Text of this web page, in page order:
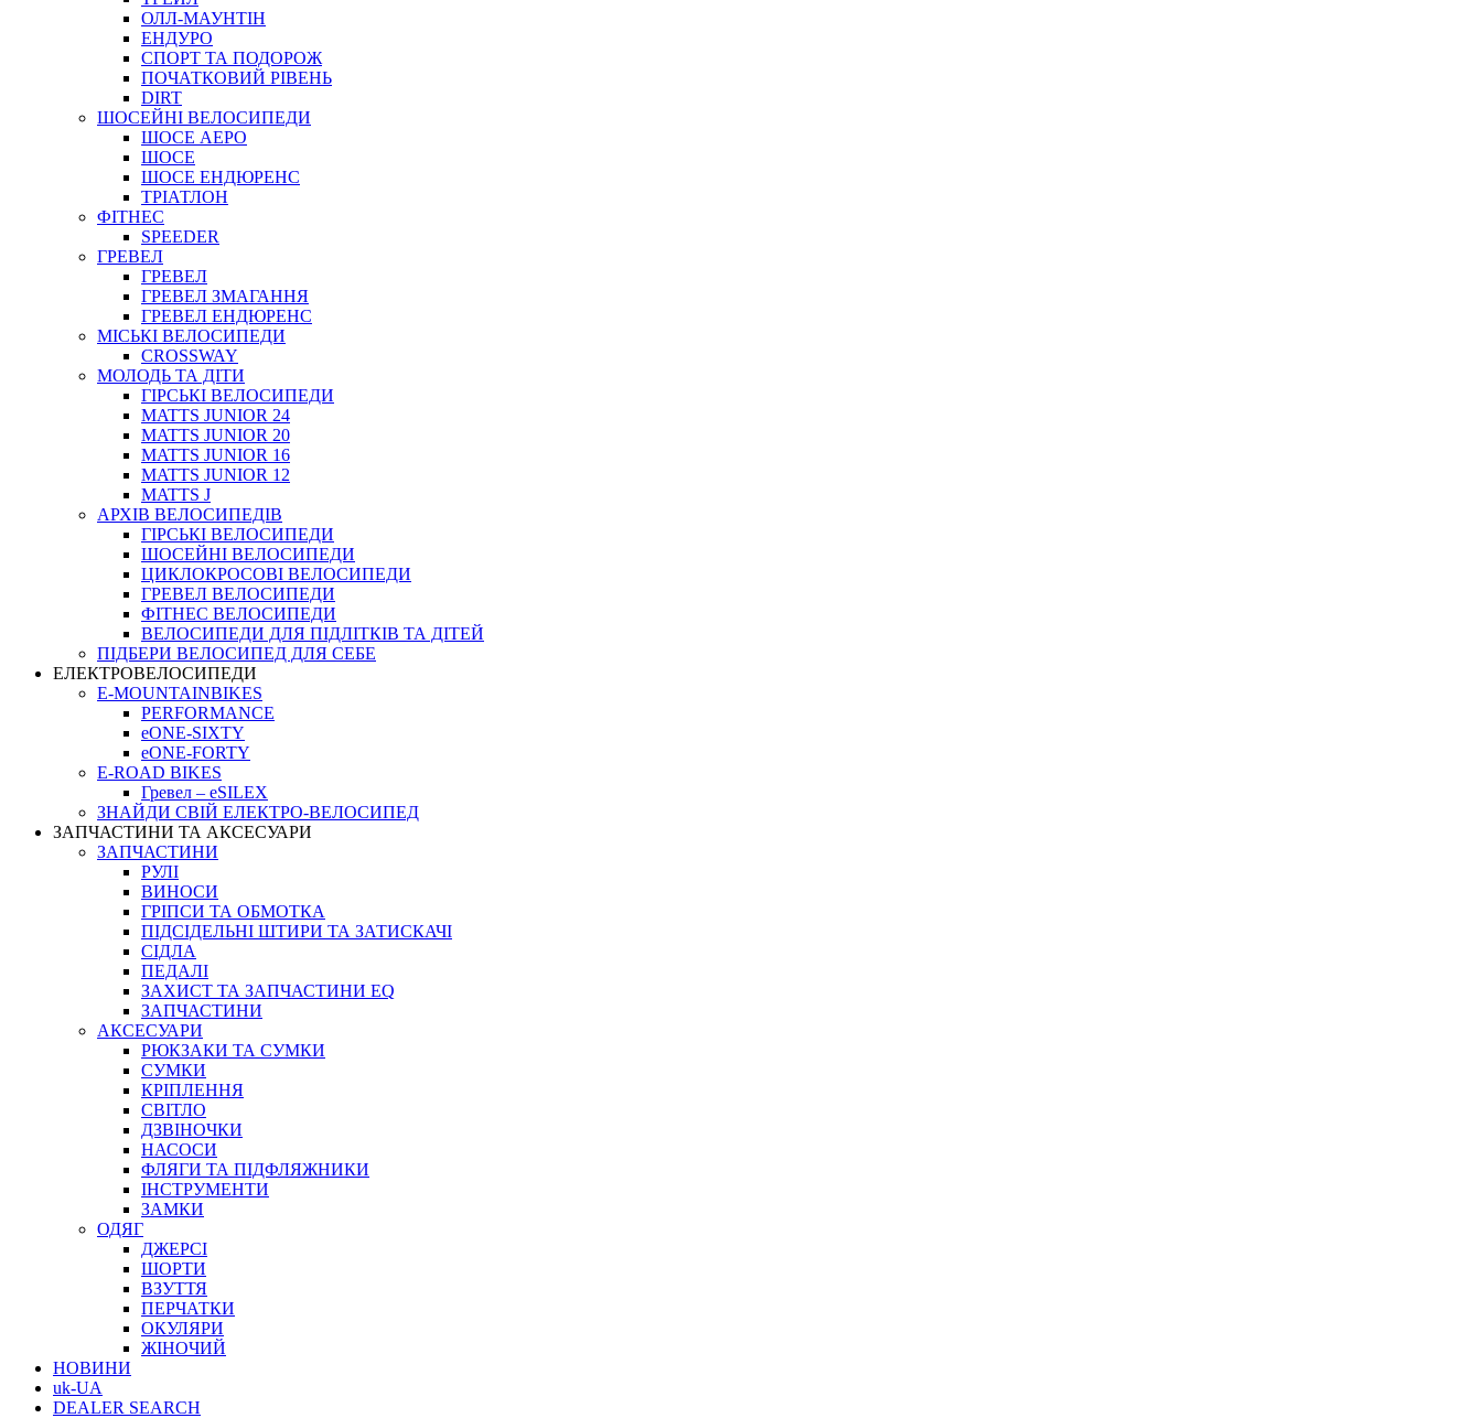
ОЛЛ-МАУНТIН
ЕНДУРО
СПОРТ ТА ПОДОРОЖ
ПОЧАТКОВИЙ РIВЕНЬ
DIRT
ШОСЕЙНІ ВЕЛОСИПЕДИ
ШОСЕ АЕРО
ШОСЕ
ШОСЕ ЕНДЮРЕНС
ТРІАТЛОН
ФІТНЕС
SPEEDER
ГРЕВЕЛ
ГРЕВЕЛ
ГРЕВЕЛ ЗМАГАННЯ
ГРЕВЕЛ ЕНДЮРЕНС
МІСЬКІ ВЕЛОСИПЕДИ
CROSSWAY
МОЛОДЬ ТА ДІТИ
ГIРСЬКI ВЕЛОСИПЕДИ
MATTS JUNIOR 24
MATTS JUNIOR 20
MATTS JUNIOR 16
MATTS JUNIOR 12
MATTS J
АРХIВ ВЕЛОСИПЕДIВ
ГІРСЬКІ ВЕЛОСИПЕДИ
ШОСЕЙНІ ВЕЛОСИПЕДИ
ЦИКЛОКРОСОВІ ВЕЛОСИПЕДИ
ГРЕВЕЛ ВЕЛОСИПЕДИ
ФІТНЕС ВЕЛОСИПЕДИ
ВЕЛОСИПЕДИ ДЛЯ ПІДЛІТКІВ ТА ДІТЕЙ
ПIДБЕРИ ВЕЛОСИПЕД ДЛЯ СЕБЕ
ЕЛЕКТРОВЕЛОСИПЕДИ
E-MOUNTAINBIKES
PERFORMANCE
eONE-SIXTY
eONE-FORTY
E-ROAD BIKES
Гревел – eSILEX
ЗНАЙДИ СВІЙ ЕЛЕКТРО-ВЕЛОСИПЕД
ЗАПЧАСТИНИ ТА АКСЕСУАРИ
ЗАПЧАСТИНИ
РУЛІ
ВИНОСИ
ГРІПСИ ТА ОБМОТКА
ПІДСІДЕЛЬНІ ШТИРИ ТА ЗАТИСКАЧІ
СІДЛА
ПЕДАЛІ
ЗАХИСТ ТА ЗАПЧАСТИНИ EQ
ЗАПЧАСТИНИ
АКСЕСУАРИ
РЮКЗАКИ ТА СУМКИ
СУМКИ
КРІПЛЕННЯ
СВІТЛО
ДЗВІНОЧКИ
НАСОСИ
ФЛЯГИ ТА ПІДФЛЯЖНИКИ
ІНСТРУМЕНТИ
ЗАМКИ
ОДЯГ
ДЖЕРСІ
ШОРТИ
ВЗУТТЯ
ПЕРЧАТКИ
ОКУЛЯРИ
ЖІНОЧИЙ
НОВИНИ
uk-UA
DEALER SEARCH